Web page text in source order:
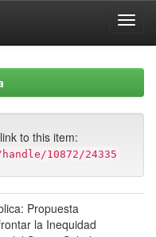
to this item:
10872/24335
Propuesta
la Inequidad